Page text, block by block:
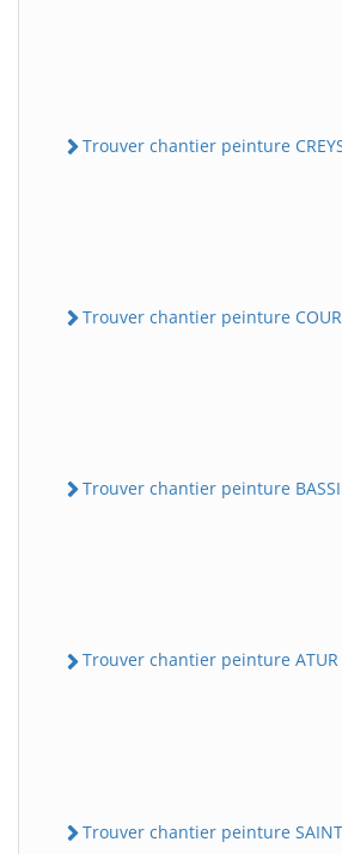
Trouver chantier peinture
Trouver chantier peinture
Trouver chantier peinture
Trouver chantier peinture ATUR
Trouver chantier peinture